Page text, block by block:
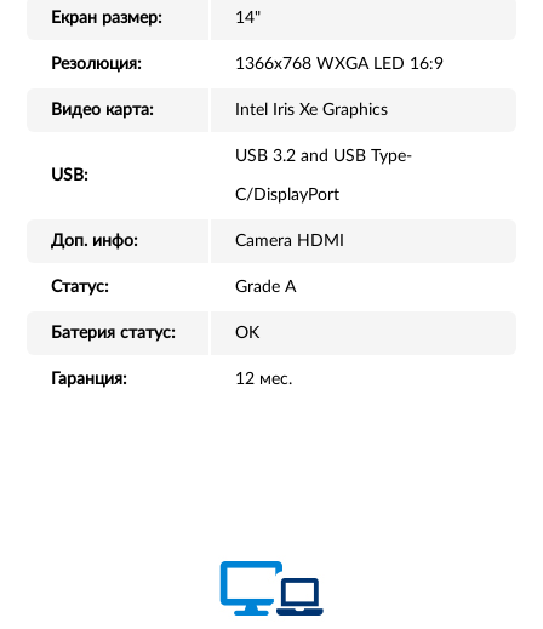
Екран размер: 14"
Резолюция: 1366x768 WXGA LED 16:9
Видео карта: Intel Iris Xe Graphics
USB:
USB 3.2 and USB Type-
C/DisplayPort
Доп. инфо: Camera HDMI
Статус: Grade A
Батерия статус: OK
Гаранция: 12 мес.